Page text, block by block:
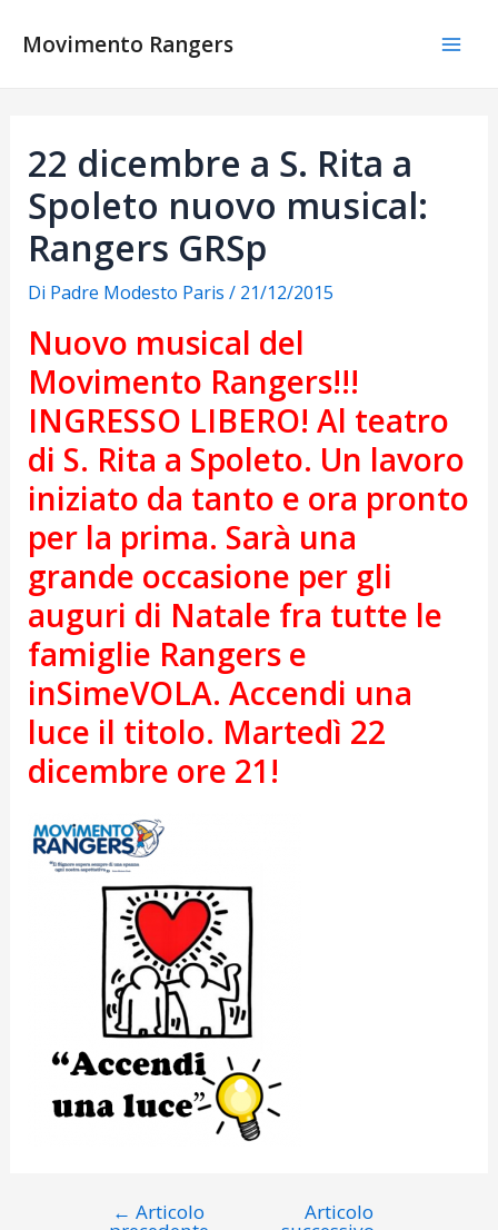
Movimento Rangers
22 dicembre a S. Rita a
Spoleto nuovo musical:
Rangers GRSp
Di Padre Modesto Paris / 21/12/2015
Nuovo musical del
Movimento Rangers!!!
INGRESSO LIBERO! Al teatro
di S. Rita a Spoleto. Un lavoro
iniziato da tanto e ora pronto
per la prima. Sarà una
grande occasione per gli
auguri di Natale fra tutte le
famiglie Rangers e
inSimeVOLA. Accendi una
luce il titolo. Martedì 22
dicembre ore 21!
Navigazione
← Articolo Articolo